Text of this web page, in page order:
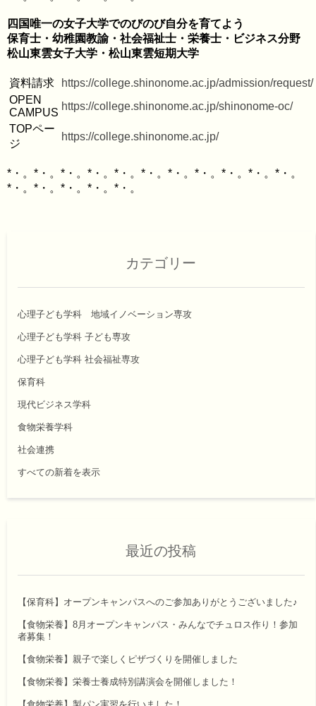
四国唯一の女子大学でのびのび自分を育てよう
保育士・幼稚園教諭・社会福祉士・栄養士・ビジネス分野
資料請求
https://college.shinonome.ac.jp/admission/request/
OPEN
CAMPUS
https://college.shinonome.ac.jp/shinonome-oc/
TOPペー
ジ
https://college.shinonome.ac.jp/
*・。*・。*・。*・。*・。*・。*・。*・。*・。*・。*・。
カテゴリー
心理子ども学科 地域イノベーション専攻
心理子ども学科 子ども専攻
心理子ども学科 社会福祉専攻
保育科
現代ビジネス学科
食物栄養学科
社会連携
すべての新着を表示
最近の投稿
【保育科】オープンキャンパスへのご参加ありがとうございました♪
【食物栄養】8月オープンキャンパス・みんなでチュロス作り！参加
者募集！
【食物栄養】親子で楽しくピザづくりを開催しました
【食物栄養】栄養士養成特別講演会を開催しました！